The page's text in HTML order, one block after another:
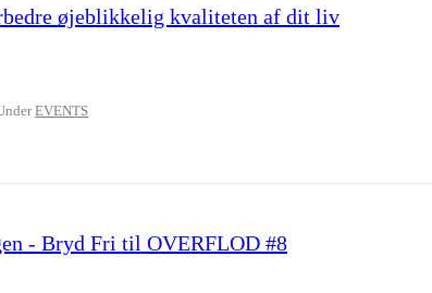
øjeblikkelig kvaliteten af dit liv
EVENTS
- Bryd Fri til OVERFLOD #8